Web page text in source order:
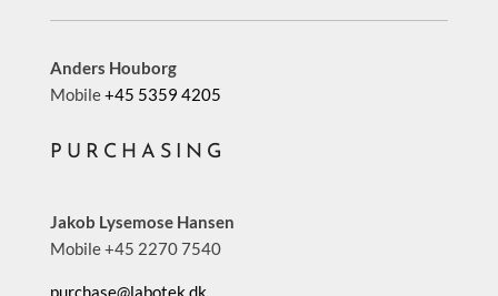
Anders Houborg
Mobile+45 5359 4205
PURCHASING
Jakob Lysemose Hansen
Mobile +45 2270 7540
purchase@labotek.dk